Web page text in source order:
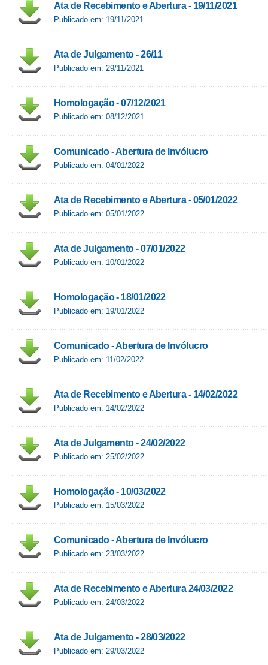
Ata de Recebimento e Abertura - 19/11/2021
Publicado em: 19/11/2021
Ata de Julgamento - 26/11
Publicado em: 29/11/2021
Homologação - 07/12/2021
Publicado em: 08/12/2021
Comunicado - Abertura de Invólucro
Publicado em: 04/01/2022
Ata de Recebimento e Abertura - 05/01/2022
Publicado em: 05/01/2022
Ata de Julgamento - 07/01/2022
Publicado em: 10/01/2022
Homologação - 18/01/2022
Publicado em: 19/01/2022
Comunicado - Abertura de Invólucro
Publicado em: 11/02/2022
Ata de Recebimento e Abertura - 14/02/2022
Publicado em: 14/02/2022
Ata de Julgamento - 24/02/2022
Publicado em: 25/02/2022
Homologação - 10/03/2022
Publicado em: 15/03/2022
Comunicado - Abertura de Invólucro
Publicado em: 23/03/2022
Ata de Recebimento e Abertura 24/03/2022
Publicado em: 24/03/2022
Ata de Julgamento - 28/03/2022
Publicado em: 29/03/2022